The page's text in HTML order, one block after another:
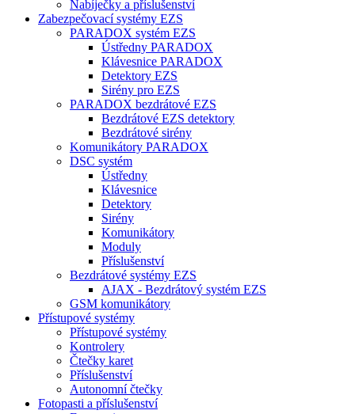
Nabíječky a příslušenství
Zabezpečovací systémy EZS
PARADOX systém EZS
Ústředny PARADOX
Klávesnice PARADOX
Detektory EZS
Sirény pro EZS
PARADOX bezdrátové EZS
Bezdrátové EZS detektory
Bezdrátové sirény
Komunikátory PARADOX
DSC systém
Ústředny
Klávesnice
Detektory
Sirény
Komunikátory
Moduly
Příslušenství
Bezdrátové systémy EZS
AJAX - Bezdrátový systém EZS
GSM komunikátory
Přístupové systémy
Přístupové systémy
Kontrolery
Čtečky karet
Příslušenství
Autonomní čtečky
Fotopasti a příslušenství